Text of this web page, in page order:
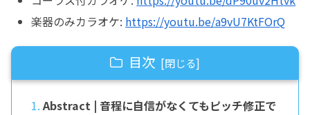
楽器のみカラオケ: https://youtu.be/a9vU7KtFOrQ
目次
Abstract | 音程に自信がなくてもピッチ修正で